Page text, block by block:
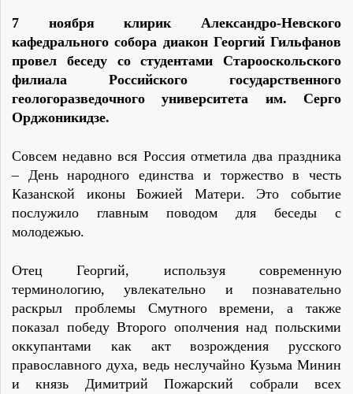
7 ноября клирик Александро-Невского
кафедрального собора диакон Георгий Гильфанов
провел беседу со студентами Старооскольского
филиала Российского государственного
геологоразведочного университета им. Серго
Орджоникидзе.
Совсем недавно вся Россия отметила два праздника
– День народного единства и торжество в честь
Казанской иконы Божией Матери. Это событие
послужило главным поводом для беседы с
молодежью.
Отец Георгий, используя современную
терминологию, увлекательно и познавательно
раскрыл проблемы Смутного времени, а также
показал победу Второго ополчения над польскими
оккупантами как акт возрождения русского
православного духа, ведь неслучайно Кузьма Минин
и князь Димитрий Пожарский собрали всех